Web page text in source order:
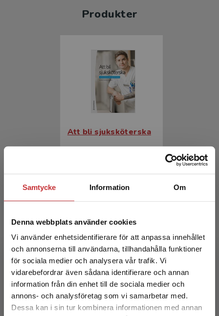
Samtycke Information Om
Denna webbplats använder cookies
Vi använder enhetsidentifierare för att anpassa innehållet
och annonserna till användarna, tillhandahålla funktioner
för sociala medier och analysera vår trafik. Vi
vidarebefordrar även sådana identifierare och annan
information från din enhet till de sociala medier och
annons- och analysföretag som vi samarbetar med.
Dessa kan i sin tur kombinera informationen med annan
Begränsad fraktregion
Produkter
Att bli sjuksköterska
Att bli sjuksköterska
Dahlborg, Elisabeth (red.)